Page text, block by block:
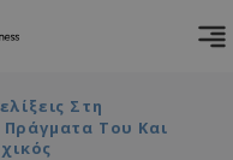
Στη
Του Και